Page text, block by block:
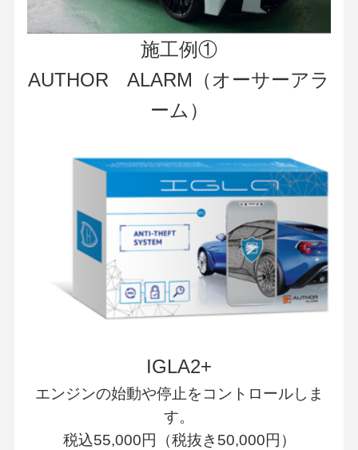
施工例①
AUTHOR ALARM（オーサーアラ
ーム）
IGLA2+
エンジンの始動や停止をコントロールしま
す。
税込55,000円（税抜き50,000円）